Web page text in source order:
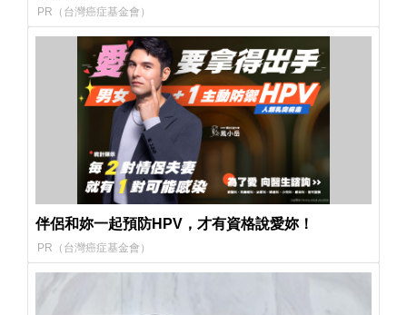
PR（台灣癌症基金會）
伴侶和妳一起預防HPV，才有資格說愛妳！
PR（台灣癌症基金會）